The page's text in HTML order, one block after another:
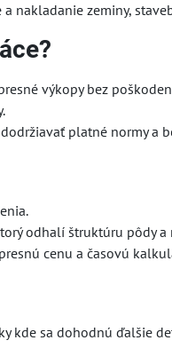
nakladanie zeminy,
výkopy bez
platné normy a
odhalí štruktúru pôdy a
cenu a časovú
kde sa dohodnú ďalšie